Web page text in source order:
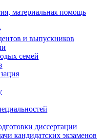
материальная помощь
и выпускников
семей
диссертации
кандидатских экзаменов